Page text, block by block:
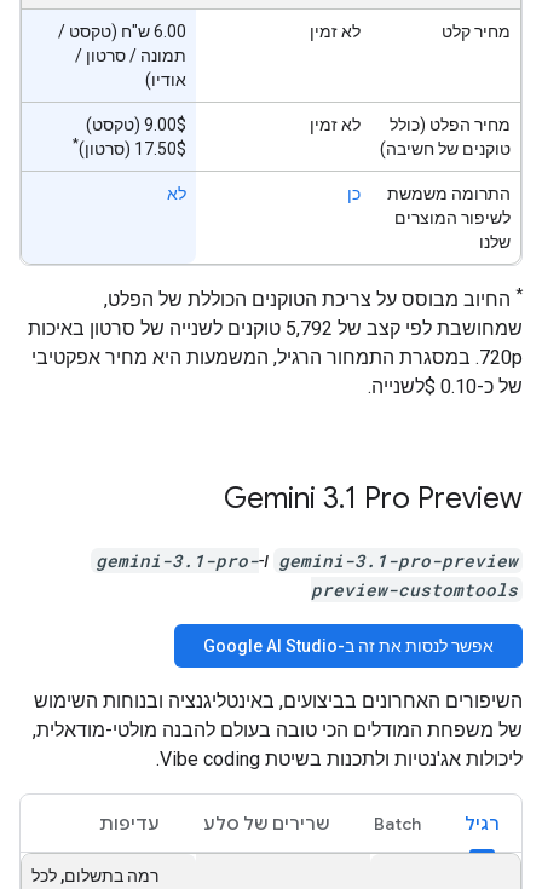
מחיר קלט לא זמין
‫6.00 ש"ח (טקסט /
תמונה / סרטון /
אודיו)
מחיר הפלט (כולל
טוקנים של חשיבה)
לא זמין
‫9.00$ (טקסט)
‫17.50$ (סרטון)
*
התרומה משמשת
לשיפור המוצרים
שלנו
כן לא
* החיוב מבוסס על צריכת הטוקנים הכוללת של הפלט,
שמחושבת לפי קצב של 5,792 טוקנים לשנייה של סרטון באיכות
720p. במסגרת התמחור הרגיל, המשמעות היא מחיר אפקטיבי
של כ-0.10 $לשנייה.
‫Gemini 3.1 Pro Preview
gemini-3.1-pro-preview ו-gemini-3.1-pro-
preview-customtools
אפשר לנסות את זה ב-Google AI Studio
השיפורים האחרונים בביצועים, באינטליגנציה ובנוחות השימוש
של משפחת המודלים הכי טובה בעולם להבנה מולטי-מודאלית,
ליכולות אג'נטיות ולתכנות בשיטת Vibe coding.
רגיל Batch שרירים של סלע עדיפות
רמה בתשלום, לכל